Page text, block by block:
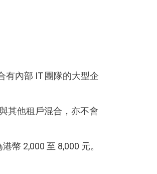
有內部 IT 團隊的大型企
其他租戶混合，亦不會
幣 2,000 至 8,000 元。